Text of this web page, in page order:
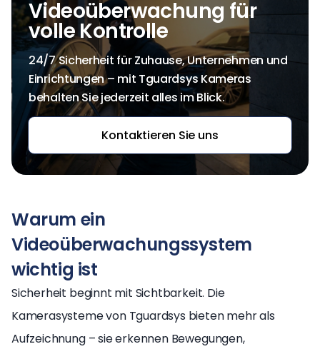
Videoüberwachung für
volle Kontrolle
24/7 Sicherheit für Zuhause, Unternehmen und
Einrichtungen – mit Tguardsys Kameras
behalten Sie jederzeit alles im Blick.
Kontaktieren Sie uns
Warum ein
Videoüberwachungssystem
wichtig ist
Sicherheit beginnt mit Sichtbarkeit. Die
Kamerasysteme von Tguardsys bieten mehr als
Aufzeichnung – sie erkennen Bewegungen,